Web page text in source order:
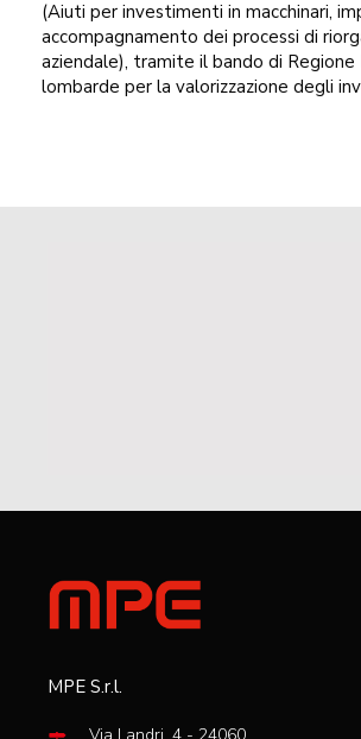
(Aiuti per investimenti in macchinari,
accompagnamento dei processi di
aziendale), tramite il bando di
lombarde per la valorizzazione degli
MPE S.r.l.